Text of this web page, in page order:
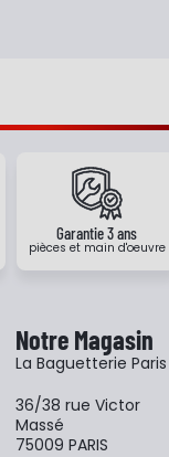
Garantie 3 ans
pièces et main d'oeuvre
Notre Magasin
La Baguetterie Paris
36/38 rue Victor
Massé
75009 PARIS